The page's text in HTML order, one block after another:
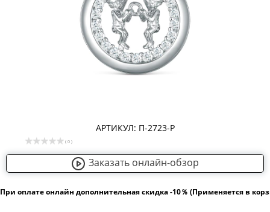
АРТИКУЛ: П-2723-Р
( 0 )
Заказать онлайн-обзор
При оплате онлайн дополнительная скидка -10％ (Применяется в